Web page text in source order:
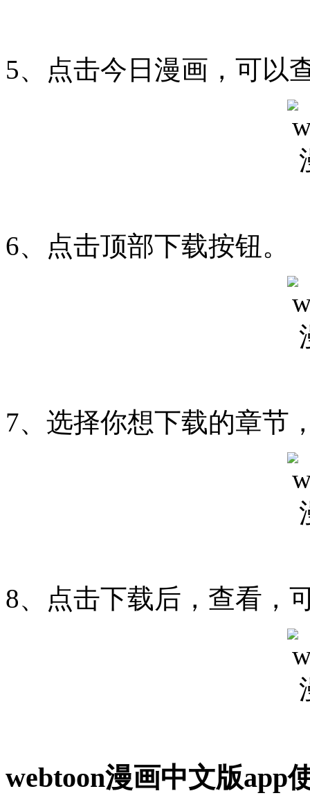
5、点击今日漫画，可以
6、点击顶部下载按钮。
7、选择你想下载的章节
8、点击下载后，查看，
webtoon漫画中文版app